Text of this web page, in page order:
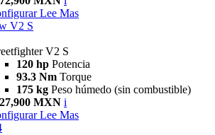
Lee Mas
V2 S
V2 S
120 hp Potencia
93.3 Nm Torque
175 kg Peso húmedo (sin combustible)
MXN i
Lee Mas